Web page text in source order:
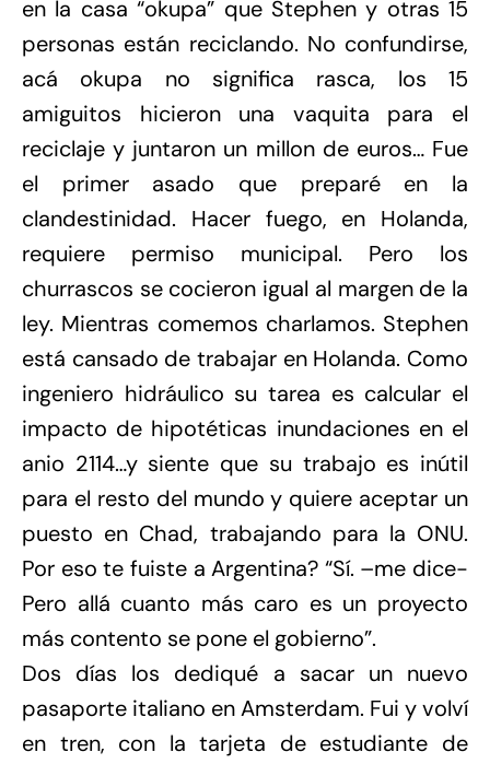
en la casa “okupa” que Stephen y otras 15
personas están reciclando. No confundirse,
acá okupa no significa rasca, los 15
amiguitos hicieron una vaquita para el
reciclaje y juntaron un millon de euros… Fue
el primer asado que preparé en la
clandestinidad. Hacer fuego, en Holanda,
requiere permiso municipal. Pero los
churrascos se cocieron igual al margen de la
ley. Mientras comemos charlamos. Stephen
está cansado de trabajar en Holanda. Como
ingeniero hidráulico su tarea es calcular el
impacto de hipotéticas inundaciones en el
anio 2114…y siente que su trabajo es inútil
para el resto del mundo y quiere aceptar un
puesto en Chad, trabajando para la ONU.
Por eso te fuiste a Argentina? “Sí. –me dice-
Pero allá cuanto más caro es un proyecto
más contento se pone el gobierno”.
Dos días los dediqué a sacar un nuevo
pasaporte italiano en Amsterdam. Fui y volví
en tren, con la tarjeta de estudiante de